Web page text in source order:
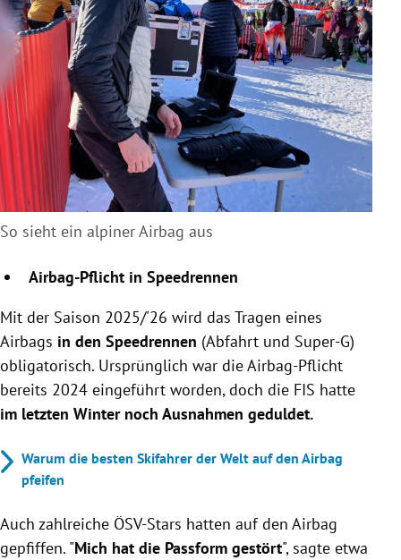
So sieht ein alpiner Airbag aus
Airbag-Pflicht in Speedrennen
Mit der Saison 2025/'26 wird das Tragen eines
Airbags in den Speedrennen (Abfahrt und Super-G)
obligatorisch. Ursprünglich war die Airbag-Pflicht
bereits 2024 eingeführt worden, doch die FIS hatte
im letzten Winter noch Ausnahmen geduldet.
Warum die besten Skifahrer der Welt auf den Airbag
pfeifen
Auch zahlreiche ÖSV-Stars hatten auf den Airbag
gepfiffen. "Mich hat die Passform gestört", sagte etwa